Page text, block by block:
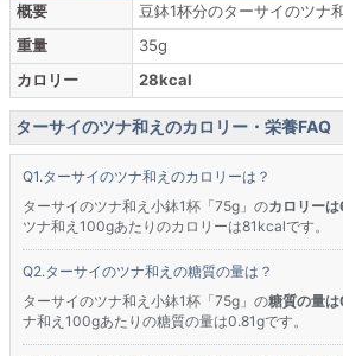
概要
豆鉢1杯分のターサイのツナ
重量
35g
カロリー
28kcal
ターサイのツナ和えのカロリー・栄養FAQ
ターサイのツナ和えのカロリーは？
ターサイのツナ和え小鉢1杯「75g」のカロリー
ツナ和え100gあたりのカロリーは81kcalです。
ターサイのツナ和えの糖質の量は？
ターサイのツナ和え小鉢1杯「75g」の糖質の量
ナ和え100gあたりの糖質の量は0.81gです。